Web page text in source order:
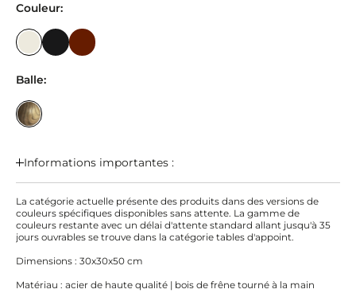
Couleur:
Balle:
Informations importantes :
La catégorie actuelle présente des produits dans des versions de
couleurs spécifiques disponibles sans attente. La gamme de
couleurs restante avec un délai d'attente standard allant jusqu'à 35
jours ouvrables se trouve dans la catégorie tables d'appoint.
Dimensions : 30x30x50 cm
Matériau : acier de haute qualité | bois de frêne tourné à la main